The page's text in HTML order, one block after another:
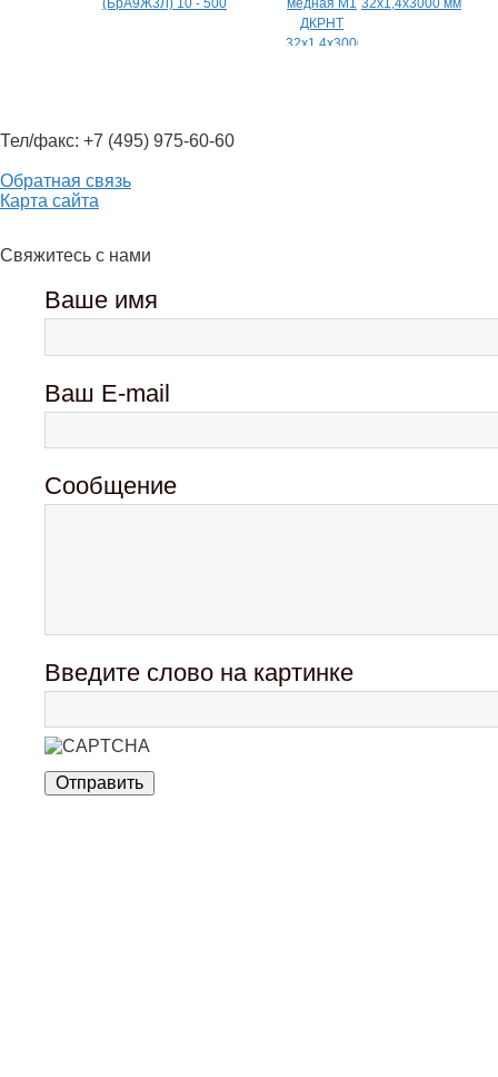
(БрА9Ж3Л) 10 - 500
32х1,4х3000 мм
Тел/факс: +7 (495) 975-60-60
Обратная связь
Карта сайта
Свяжитесь с нами
Ваше имя
Ваш E-mail
Сообщение
Введите слово на картинке